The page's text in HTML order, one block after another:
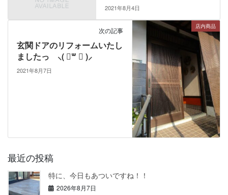
2021年8月4日
店内商品
次の記事
玄関ドアのリフォームいたし
ましたっ ⸜( ॑꒳ ॑ )⸝
2021年8月7日
最近の投稿
特に、今日もあついですね！！
2026年8月7日